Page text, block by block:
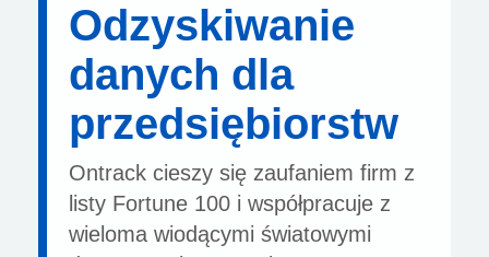
Odzyskiwanie
danych dla
przedsiębiorstw
Ontrack cieszy się zaufaniem firm z
listy Fortune 100 i współpracuje z
wieloma wiodącymi światowymi